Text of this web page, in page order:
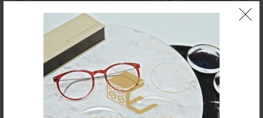
ควรเลือกใส่คอนแทคเลนส์หรือแว่นตา
Read More
LEAVE A REPLY
Your email address will not be published.Required fields are